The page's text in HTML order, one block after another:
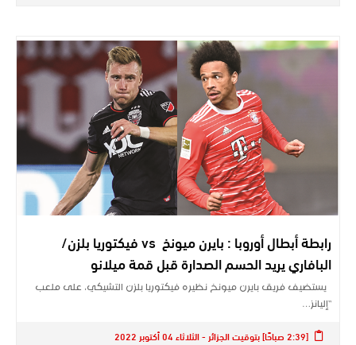
رابطة أبطال أوروبا : بايرن ميونخ ‏ vs فيكتوريا بلزن/
البافاري يريد الحسم الصدارة قبل قمة ميلانو
يستضيف فريق بايرن ميونخ نظيره فيكتوريا بلزن التشيكي، على ملعب
“إليانز…
[2:39 صباحًا] بتوقيت الجزائر - الثلاثاء 04 أكتوبر 2022